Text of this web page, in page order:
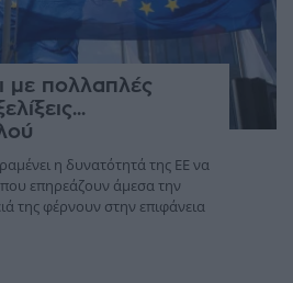
με πολλαπλές
η δυνατότητά της ΕΕ να
που επηρεάζουν άμεσα την
της φέρνουν στην επιφάνεια